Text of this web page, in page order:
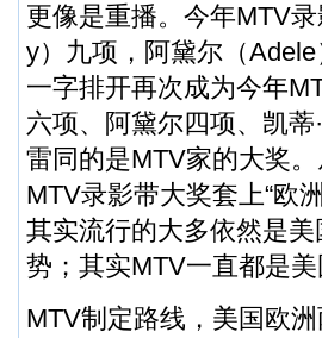
更像是重播。今年MTV
y）九项，阿黛尔（
一字排开再次成为今年
六项、阿黛尔四项、凯
雷同的是MTV家的大奖
MTV录影带大奖套上“欧
其实流行的大多依然是
势；其实MTV一直都是美
MTV制定路线，美国欧